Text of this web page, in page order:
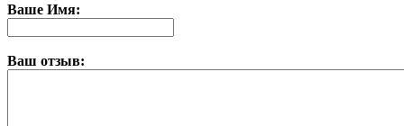
Ваше Имя:
Ваш отзыв: